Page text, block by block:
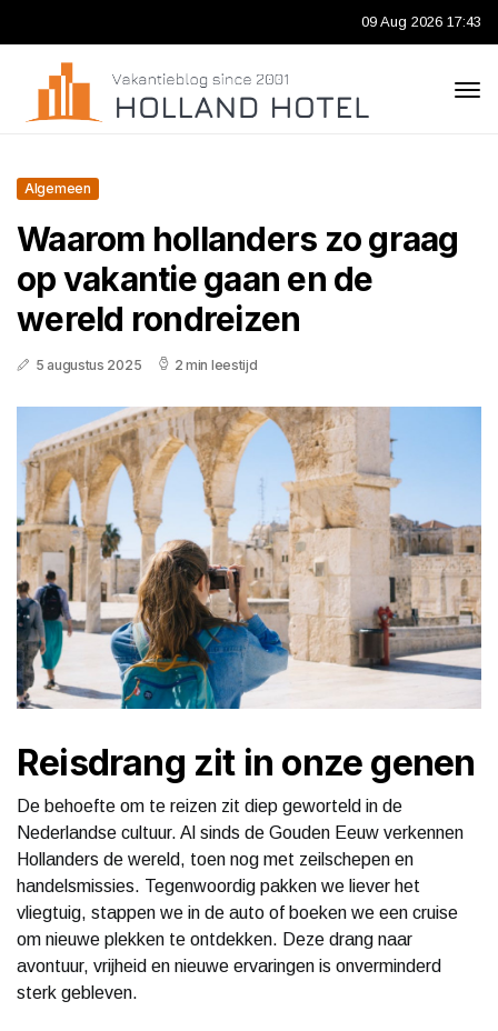
09 Aug 2026 17:43
Algemeen
Waarom hollanders zo graag
op vakantie gaan en de
wereld rondreizen
5 augustus 2025 2 min leestijd
Reisdrang zit in onze genen
De behoefte om te reizen zit diep geworteld in de
Nederlandse cultuur. Al sinds de Gouden Eeuw verkennen
Hollanders de wereld, toen nog met zeilschepen en
handelsmissies. Tegenwoordig pakken we liever het
vliegtuig, stappen we in de auto of boeken we een cruise
om nieuwe plekken te ontdekken. Deze drang naar
avontuur, vrijheid en nieuwe ervaringen is onverminderd
sterk gebleven.